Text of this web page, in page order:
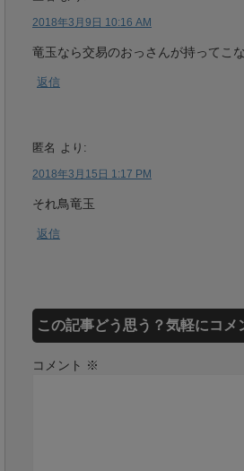
2018年3月9日 10:16 AM
竜玉なら交易のおっさんが持ってこ
返信
匿名 より:
2018年3月15日 1:17 PM
それ鳥竜玉
返信
この記事どう思う？気軽にコメ
コメント ※